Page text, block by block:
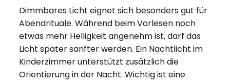
Dimmbares Licht eignet sich besonders gut für
Abendrituale. Während beim Vorlesen noch
etwas mehr Helligkeit angenehm ist, darf das
Licht später sanfter werden. Ein Nachtlicht im
Kinderzimmer unterstützt zusätzlich die
Orientierung in der Nacht. Wichtig ist eine